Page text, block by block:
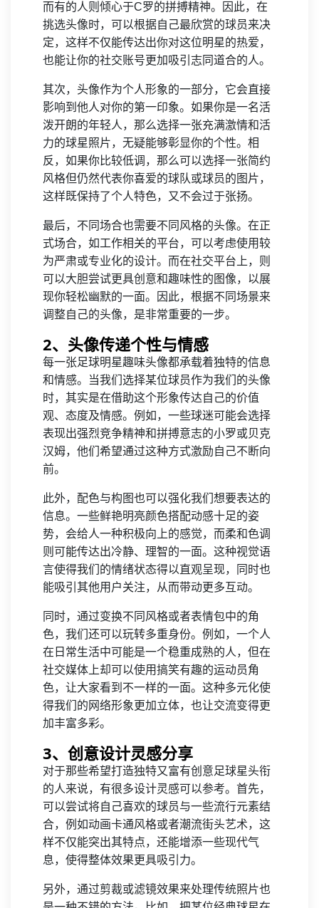
而有的人则倾心于C罗的拼搏精神。因此，在
挑选头像时，可以根据自己最欣赏的球员来决
定，这样不仅能传达出你对这位明星的热爱，
也能让你的社交账号更加吸引志同道合的人。
其次，头像作为个人形象的一部分，它会直接
影响到他人对你的第一印象。如果你是一名活
泼开朗的年轻人，那么选择一张充满激情和活
力的球星照片，无疑能够彰显你的个性。相
反，如果你比较低调，那么可以选择一张简约
风格但仍然代表你喜爱的球队或球员的图片，
这样既保持了个人特色，又不会过于张扬。
最后，不同场合也需要不同风格的头像。在正
式场合，如工作相关的平台，可以考虑使用较
为严肃或专业化的设计。而在社交平台上，则
可以大胆尝试更具创意和趣味性的图像，以展
现你轻松幽默的一面。因此，根据不同场景来
调整自己的头像，是非常重要的一步。
2、头像传递个性与情感
每一张足球明星趣味头像都承载着独特的信息
和情感。当我们选择某位球员作为我们的头像
时，其实是在借助这个形象传达自己的价值
观、态度及情感。例如，一些球迷可能会选择
表现出强烈竞争精神和拼搏意志的小罗或贝克
汉姆，他们希望通过这种方式激励自己不断向
前。
此外，配色与构图也可以强化我们想要表达的
信息。一些鲜艳明亮颜色搭配动感十足的姿
势，会给人一种积极向上的感觉，而柔和色调
则可能传达出冷静、理智的一面。这种视觉语
言使得我们的情绪状态得以直观呈现，同时也
能吸引其他用户关注，从而带动更多互动。
同时，通过变换不同风格或者表情包中的角
色，我们还可以玩转多重身份。例如，一个人
在日常生活中可能是一个稳重成熟的人，但在
社交媒体上却可以使用搞笑有趣的运动员角
色，让大家看到不一样的一面。这种多元化使
得我们的网络形象更加立体，也让交流变得更
加丰富多彩。
3、创意设计灵感分享
对于那些希望打造独特又富有创意足球星头衔
的人来说，有很多设计灵感可以参考。首先，
可以尝试将自己喜欢的球员与一些流行元素结
合，例如动画卡通风格或者潮流街头艺术，这
样不仅能突出其特点，还能增添一些现代气
息，使得整体效果更具吸引力。
另外，通过剪裁或滤镜效果来处理传统照片也